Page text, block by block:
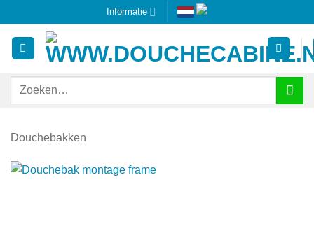
naar
inhoud
Informatie
Zoeken
Douchebakken